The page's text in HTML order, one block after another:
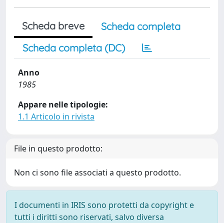
Scheda breve
Scheda completa
Scheda completa (DC)
Anno
1985
Appare nelle tipologie:
1.1 Articolo in rivista
File in questo prodotto:
Non ci sono file associati a questo prodotto.
I documenti in IRIS sono protetti da copyright e
tutti i diritti sono riservati, salvo diversa